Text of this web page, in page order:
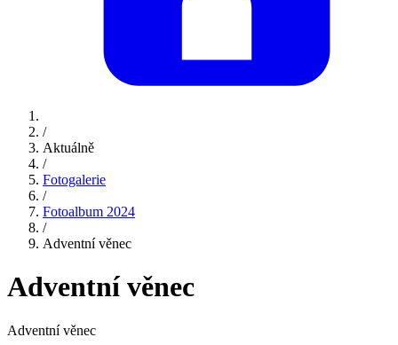
/
Aktuálně
/
Fotogalerie
/
Fotoalbum 2024
/
Adventní věnec
Adventní věnec
Adventní věnec